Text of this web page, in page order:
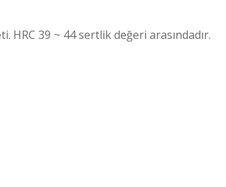
HRC 39 ~ 44 sertlik değeri arasındadır.